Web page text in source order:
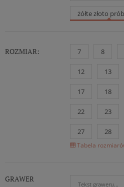
żółte złoto
ROZMIAR: 7 8
12 13
17 18
22 23
27 28
Tabela
GRAWER